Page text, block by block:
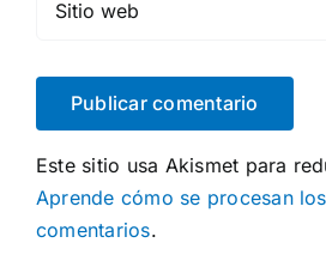
Este sitio usa Akismet para
Aprende cómo se procesan
comentarios.